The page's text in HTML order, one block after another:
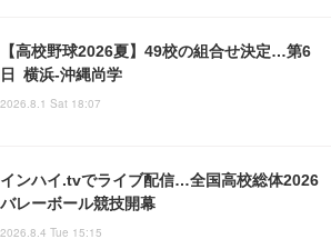
【高校野球2026夏】49校の組合せ決定…第6
日 横浜-沖縄尚学
2026.8.1 Sat 18:07
インハイ.tvでライブ配信…全国高校総体2026
バレーボール競技開幕
2026.8.4 Tue 15:15